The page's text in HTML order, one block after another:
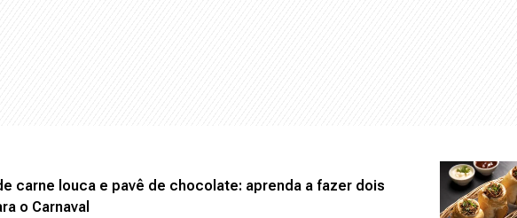
carne louca e pavê de chocolate: aprenda a fazer dois
o Carnaval